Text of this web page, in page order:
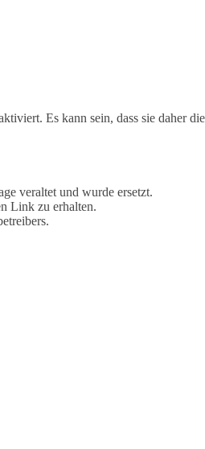
Es kann sein, dass sie daher
veraltet und wurde ersetzt.
Link zu erhalten.